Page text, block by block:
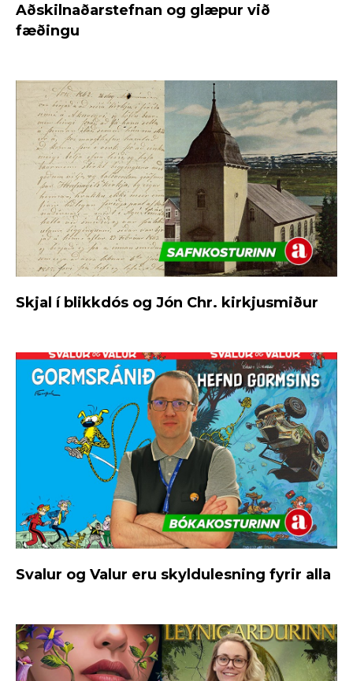
Aðskilnaðarstefnan og glæpur við
fæðingu
Skjal í blikkdós og Jón Chr. kirkjusmiður
Svalur og Valur eru skyldulesning fyrir alla